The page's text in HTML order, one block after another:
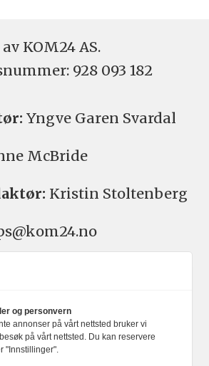
KOM24 AS.
928 093 182
Yngve Garen Svardal
McBride
Kristin Stoltenberg
kom24@watchmedia.no
og personvern
annonser på vårt nettsted bruker vi
på vårt nettsted. Du kan reservere
"Innstillinger".